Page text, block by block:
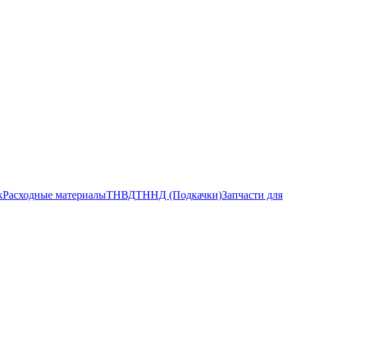
Расходные материалыТНВДТННД (Подкачки)Запчасти для